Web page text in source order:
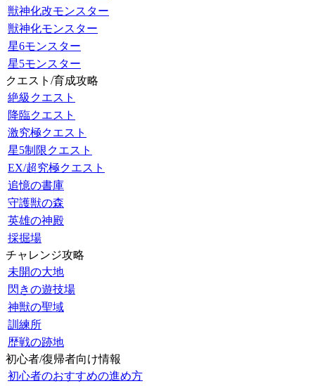
獣神化改モンスター
獣神化モンスター
星6モンスター
星5モンスター
クエスト/育成攻略
絶級クエスト
降臨クエスト
激究極クエスト
星5制限クエスト
EX/超究極クエスト
追憶の書庫
守護獣の森
英雄の神殿
採掘場
チャレンジ攻略
未開の大地
閃きの遊技場
神獣の聖域
訓練所
歴戦の跡地
初心者/復帰者向け情報
初心者のおすすめの進め方